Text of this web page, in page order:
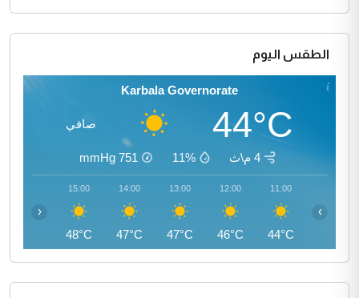
الطقس اليوم
Karbala Governorate
44°C صافي
4 م\ث 11%
751
mmHg
11:00
44°C
12:00
46°C
13:00
47°C
14:00
47°C
15:00
48°C
‹ ›